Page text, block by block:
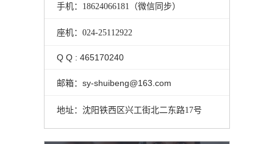
手机：18624066181（微信同步）
座机：024-25112922
Q Q : 465170240
邮箱：sy-shuibeng@163.com
地址：沈阳铁西区兴工街北二东路17号